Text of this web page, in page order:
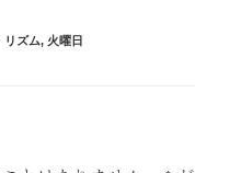
リズム, 火曜日